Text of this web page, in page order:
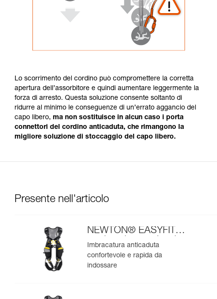
Lo scorrimento del cordino può compromettere la corretta
apertura dell’assorbitore e quindi aumentare leggermente la
forza di arresto. Questa soluzione consente soltanto di
ridurre al minimo le conseguenze di un’errato aggancio del
capo libero, ma non sostituisce in alcun caso i porta
connettori del cordino anticaduta, che rimangono la
migliore soluzione di stoccaggio del capo libero.
Presente nell'articolo
NEWTON® EASYFIT
versione internazionale
Imbracatura anticaduta
confortevole e rapida da
indossare